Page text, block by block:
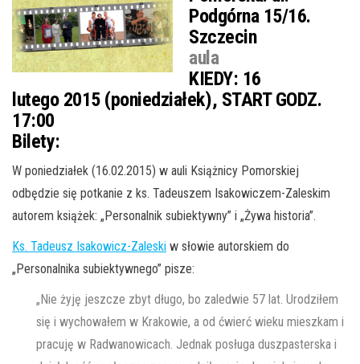
Podgórna 15/16.
Szczecin
aula
KIEDY: 16
lutego 2015 (poniedziałek), START GODZ.
17:00
Bilety:
W poniedziałek (16.02.2015) w auli Książnicy Pomorskiej
odbędzie się potkanie z ks. Tadeuszem Isakowiczem-Zaleskim
autorem książek: „Personalnik subiektywny” i „Żywa historia”.
Ks. Tadeusz Isakowicz-Zaleski w słowie autorskiem do
„Personalnika subiektywnego” pisze:
„Nie żyję jeszcze zbyt długo, bo zaledwie 57 lat. Urodziłem
się i wychowałem w Krakowie, a od ćwierć wieku mieszkam i
pracuję w Radwanowicach. Jednak posługa duszpasterska i